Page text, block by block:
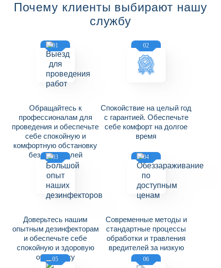
Почему клиенты выбирают нашу
службу
01
Обращайтесь к
профессионалам для
проведения и обеспечьте
себе спокойную и
комфортную обстановку
без вредителей
02
Спокойствие на целый год
с гарантией. Обеспечьте
себе комфорт на долгое
время
03
Доверьтесь нашим
опытным дезинфекторам
и обеспечьте себе
спокойную и здоровую
обстановку
04
Современные методы и
стандартные процессы
обработки и травления
вредителей за низкую
цену
05 06